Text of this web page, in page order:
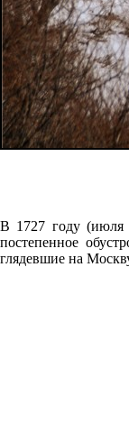
В 1727 году (июля
постепенное
глядевшие на